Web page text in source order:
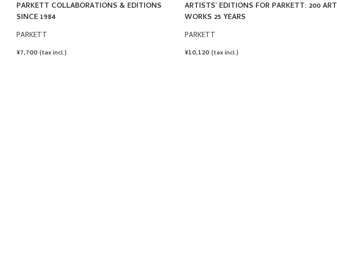
PARKETT COLLABORATIONS & EDITIONS
SINCE 1984
PARKETT
REGULAR
¥7,700 (tax incl.)
ARTISTS' EDITIONS FOR PARKETT: 200 ART
WORKS 25 YEARS
PARKETT
REGULAR
¥10,120 (tax incl.)